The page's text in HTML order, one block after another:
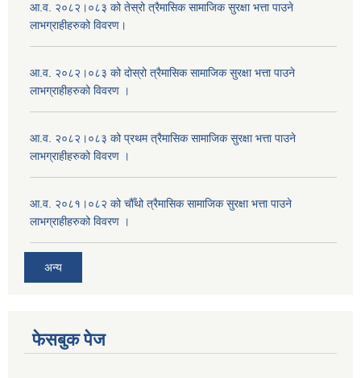
आ.व. २०८२।०८३ को तेस्रो त्रैमासिक सामाजिक सुरक्षा भत्ता पाउने
लाभग्राहीहरुको विवरण।
आ.व. २०८२।०८३ को दोस्रो त्रैमासिक सामाजिक सुरक्षा भत्ता पाउने
लाभग्राहीहरुको विवरण ।
आ.व. २०८२।०८३ को प्रथम त्रैमासिक सामाजिक सुरक्षा भत्ता पाउने
लाभग्राहीहरुको विवरण ।
आ.व. २०८१।०८२ को चौँथो त्रैमासिक सामाजिक सुरक्षा भत्ता पाउने
लाभग्राहीहरुको विवरण ।
अन्य
फेसबुक पेज